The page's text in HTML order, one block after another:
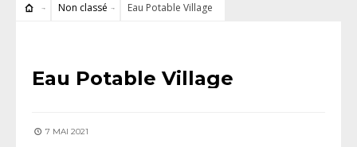
Non classé Eau Potable Village
Eau Potable Village
7 MAI 2021